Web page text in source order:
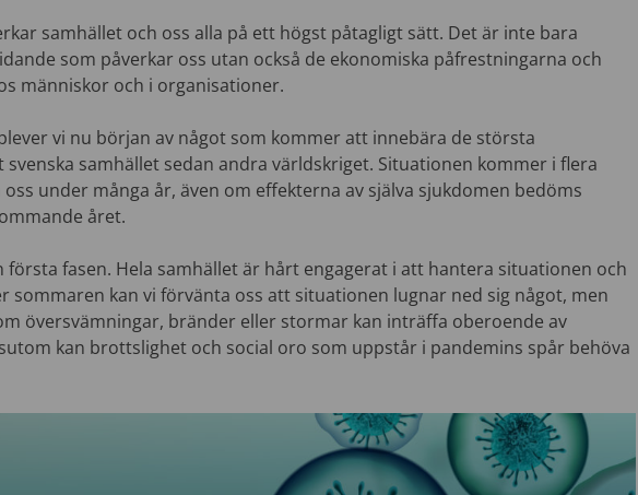
samhället och oss alla på ett högst påtagligt sätt. Det är inte bara
som påverkar oss utan också de ekonomiska påfrestningarna och
människor och i organisationer.
vi nu början av något som kommer att innebära de största
samhället sedan andra världskriget. Situationen kommer i flera
under många år, även om effekterna av själva sjukdomen bedöms
året.
första fasen. Hela samhället är hårt engagerat i att hantera situationen och
sommaren kan vi förvänta oss att situationen lugnar ned sig något, men
översvämningar, bränder eller stormar kan inträffa oberoende av
kan brottslighet och social oro som uppstår i pandemins spår behöva